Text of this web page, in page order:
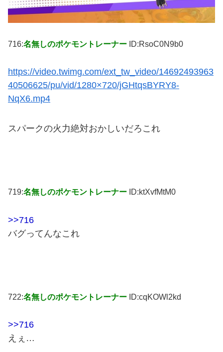
716:名無しのポケモントレーナー ID:RsoC0N9b0
https://video.twimg.com/ext_tw_video/14692493963
40506625/pu/vid/1280×720/jGHtqsBYRY8-
NqX6.mp4
スパークの火力絶対おかしいだろこれ
719:名無しのポケモントレーナー ID:ktXvfMtM0
>>716
バグってんなこれ
722:名無しのポケモントレーナー ID:cqKOWl2kd
>>716
えぇ…